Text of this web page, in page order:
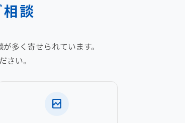
談
多く寄せられています。
さい。
broken_image